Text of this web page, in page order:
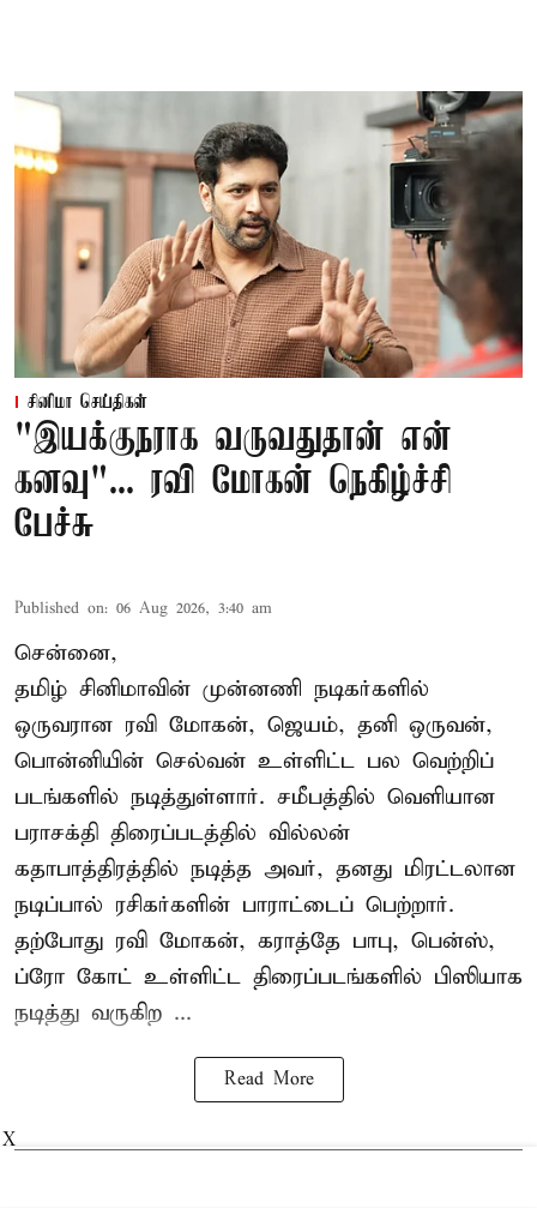
சினிமா செய்திகள்
"இயக்குநராக வருவதுதான் என்
கனவு"... ரவி மோகன் நெகிழ்ச்சி
பேச்சு
Published on: 06 Aug 2026, 3:40 am
சென்னை,
தமிழ் சினிமாவின் முன்னணி நடிகர்களில்
ஒருவரான ரவி மோகன், ஜெயம், தனி ஒருவன்,
பொன்னியின் செல்வன் உள்ளிட்ட பல வெற்றிப்
படங்களில் நடித்துள்ளார். சமீபத்தில் வெளியான
பராசக்தி திரைப்படத்தில் வில்லன்
கதாபாத்திரத்தில் நடித்த அவர், தனது மிரட்டலான
நடிப்பால் ரசிகர்களின் பாராட்டைப் பெற்றார்.
தற்போது ரவி மோகன், கராத்தே பாபு, பென்ஸ்,
ப்ரோ கோட் உள்ளிட்ட திரைப்படங்களில் பிஸியாக
நடித்து வருகிற ...
Read More
X